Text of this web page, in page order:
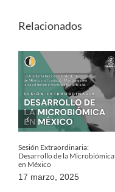
Relacionados
Sesión Extraordinaria:
Desarrollo de la Microbiómica
en México
17 marzo, 2025